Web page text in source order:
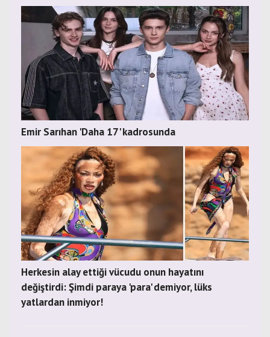
Emir Sarıhan 'Daha 17' kadrosunda
Herkesin alay ettiği vücudu onun hayatını
değiştirdi: Şimdi paraya 'para' demiyor, lüks
yatlardan inmiyor!